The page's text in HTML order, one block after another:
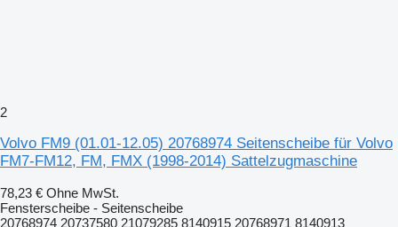
2
Volvo FM9 (01.01-12.05) 20768974 Seitenscheibe für Volvo
FM7-FM12, FM, FMX (1998-2014) Sattelzugmaschine
78,23 € Ohne MwSt.
Fensterscheibe - Seitenscheibe
20768974 20737580 21079285 8140915 20768971 8140913